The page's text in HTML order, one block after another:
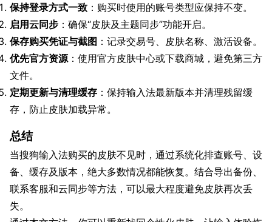
保持登录方式一致 ：购买时使用的账号类型应保持不变。
启用云同步 ：确保“皮肤及主题同步”功能开启。
保存购买凭证与截图 ：记录交易号、皮肤名称、激活设备。
优先官方资源：使用官方皮肤中心或下载商城，避免第三方
文件。
定期更新与清理缓存 ：保持输入法最新版本并清理残留缓
存，防止皮肤加载异常。
总结
当搜狗输入法购买的皮肤不见时，通过系统化排查账号、设
备、缓存及版本，绝大多数情况都能恢复。结合导出备份、
联系客服和云同步等方法，可以最大程度避免皮肤再次丢
失。